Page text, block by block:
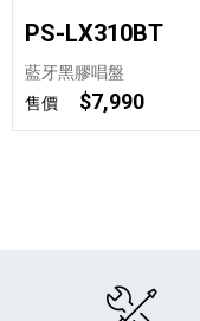
PS-LX310BT
藍牙黑膠唱盤
售價
$7,990